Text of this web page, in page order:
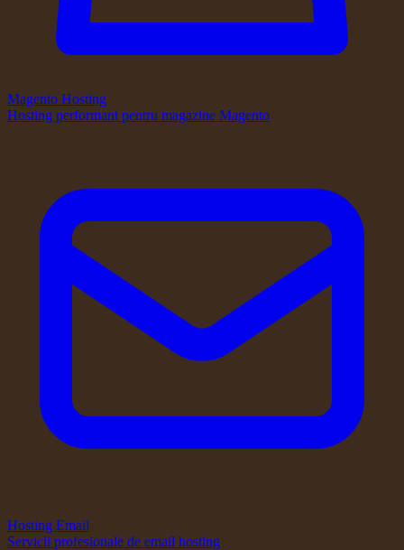
Magento Hosting
Hosting performant pentru magazine Magento
Hosting Email
Servicii profesionale de email hosting